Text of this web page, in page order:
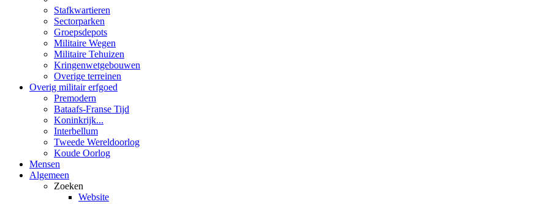
Stafkwartieren
Sectorparken
Groepsdepots
Militaire Wegen
Militaire Tehuizen
Kringenwetgebouwen
Overige terreinen
Overig militair erfgoed
Premodern
Bataafs-Franse Tijd
Koninkrijk...
Interbellum
Tweede Wereldoorlog
Koude Oorlog
Mensen
Algemeen
Zoeken
Website